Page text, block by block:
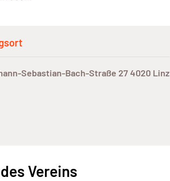
Sebastian-Bach-Straße 27 4020 Linz
Vereins